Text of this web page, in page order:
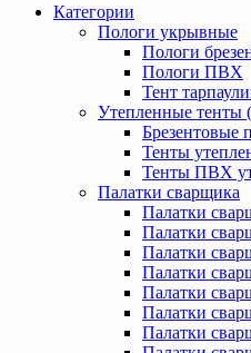
Категории
Пологи укрывные
Пологи
Пологи ПВХ
Тент
Утепленные тенты
Брезентовые
Тенты
Тенты ПВХ
Палатки сварщика
Палатки
Палатки
Палатки
Палатки
Палатки
Палатки
Палатки